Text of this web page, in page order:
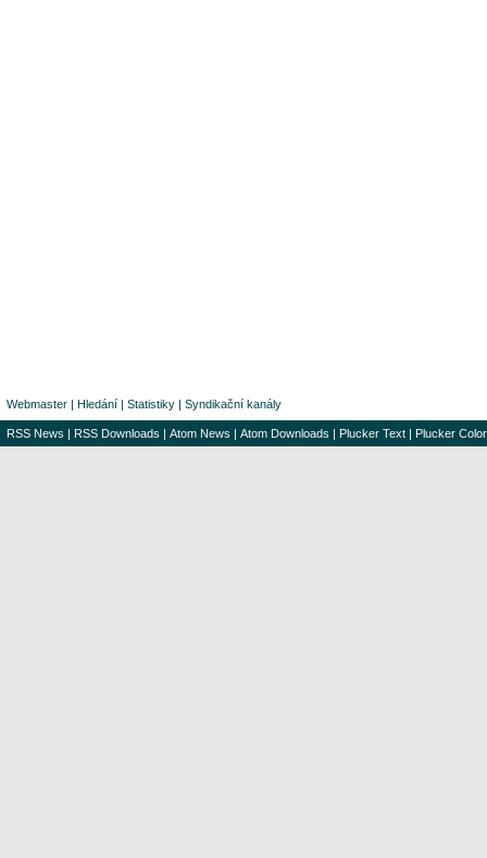
Webmaster | Hledání | Statistiky | Syndikační kanály
RSS News | RSS Downloads | Atom News | Atom Downloads | Plucker Text | Plucker Color